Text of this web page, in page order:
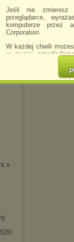
Jeśli nie zmienisz
przeglądarce,
komputerze przez
Corporation.
W każdej chwili
w swojej
Jednocześnie
spowodować
wyświetlona
http://chomikuj.pl/
x